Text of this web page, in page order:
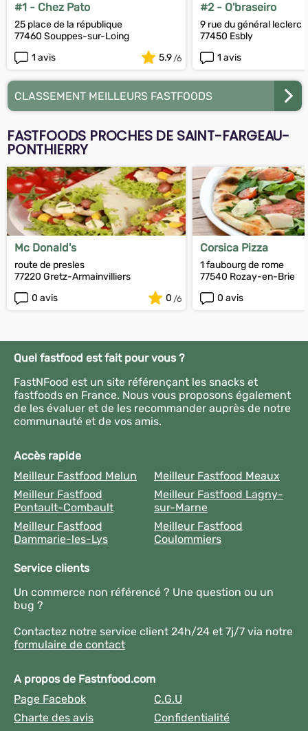
#1 - Chez Pato
25 place de la république
77460 Souppes-sur-Loing
1 avis
5.9
#2 - O'braseiro
9 rue du général leclerc
77450 Esbly
1 avis
CLASSEMENT MEILLEURS FASTFOODS
FASTFOODS PROCHES DE SAINT-FARGEAU-
PONTHIERRY
Mc Donald's
route de presles
77220 Gretz-Armainvilliers
0 avis
0
Corsica Pizza
1 faubourg de rome
77540 Rozay-en-Brie
0 avis
Quel fastfood est fait pour vous ?
FastNFood est un site référençant les snacks et
fastfoods en France. Nous vous proposons également
de les évaluer et de les recommander auprès de notre
communauté et de vos amis.
Accès rapide
Meilleur Fastfood Melun
Meilleur Fastfood Meaux
Meilleur Fastfood
Pontault-Combault
Meilleur Fastfood Lagny-
sur-Marne
Meilleur Fastfood
Dammarie-les-Lys
Meilleur Fastfood
Coulommiers
Service clients
Un commerce non référencé ? Une question ou un
bug ?
Contactez notre service client 24h/24 et 7j/7 via notre
formulaire de contact
A propos de Fastnfood.com
Page Facebok
C.G.U
Charte des avis
Confidentialité